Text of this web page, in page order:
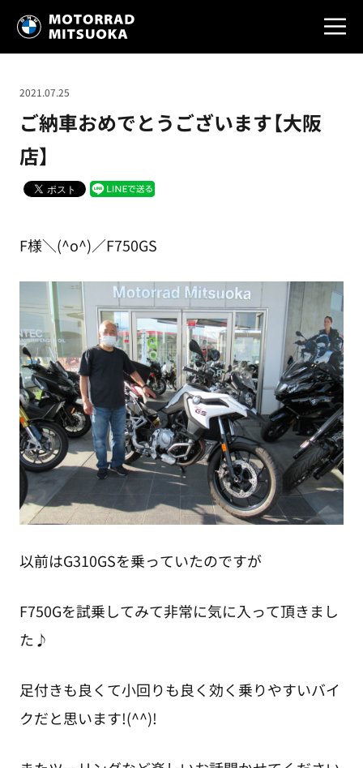
ご納車おめでとうございます【大阪
店】
2021.07.25
F様＼(^o^)／F750GS
以前はG310GSを乗っていたのですが
F750Gを試乗してみて非常に気に入って頂きまし
た♪
足付きも良くて小回りも良く効く乗りやすいバイ
クだと思います!(^^)!